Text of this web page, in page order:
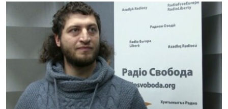
ВСЕ ЗА ДЕНЬ
СПЕЦПРОЕКТИ
ДЕПОРТАЦІЯ
ВІДЕОУРОКИ «ELIFBE»
СВІДЧЕННЯ ОКУПАЦІЇ
УКРАЇНСЬКА ПРОБЛЕМА КРИМУ
ЯК ОБІЙТИ БЛОКУВАННЯ
Qırımtatar